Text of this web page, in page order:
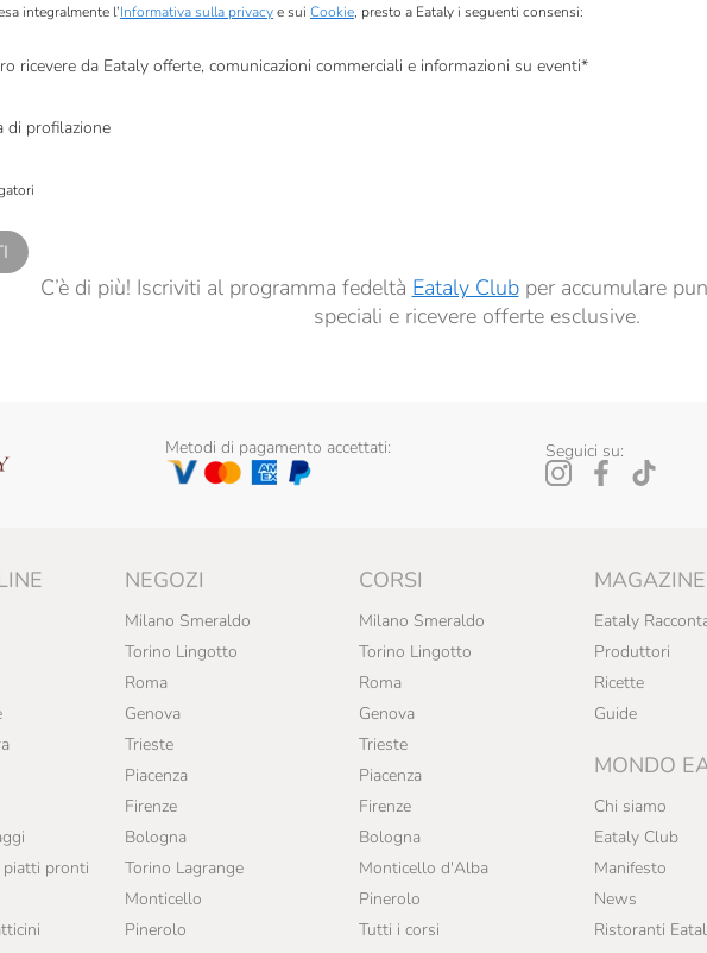
Del Latte Di
Dell'Alchimista
integralmente l’Informativa sulla privacye sui Cookie, presto a Eataly i seguenti consensi:
ricevere da Eataly offerte, comunicazioni commerciali e informazioni su eventi*
di profilazione
C’è di più! Iscriviti al programma fedeltà Eataly Clubper accumulare
speciali e ricevere offerte esclusive.
Metodi di pagamento accettati: Seguici su:
piatti pronti
NEGOZI
Milano Smeraldo
Torino Lingotto
Roma
Genova
Trieste
Piacenza
Firenze
Bologna
Torino Lagrange
Monticello
Pinerolo
CORSI
Milano Smeraldo
Torino Lingotto
Roma
Genova
Trieste
Piacenza
Firenze
Bologna
Monticello d'Alba
Pinerolo
Tutti i corsi
MAGAZINE
Eataly
Produttori
Ricette
Guide
MONDO
Chi siamo
Eataly Club
Manifesto
News
Ristoranti